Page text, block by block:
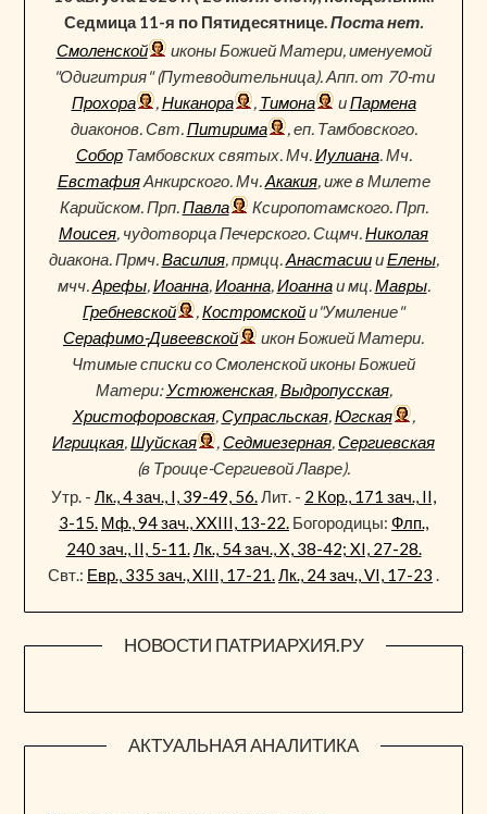
Седмица 11-я по Пятидесятнице.Поста нет.
Смоленской
иконы Божией Матери, именуемой
"Одигитрия" (Путеводительница). Апп. от 70-ти
Прохора
,Никанора , Тимона иПармена
диаконов. Свт.Питирима
, еп. Тамбовского.
СоборТамбовских святых. Мч.Иулиана. Мч.
ЕвстафияАнкирского. Мч.Акакия, иже в Милете
Карийском. Прп.Павла
Ксиропотамского. Прп.
Моисея, чудотворца Печерского. Сщмч.Николая
диакона. Прмч.Василия, прмцц.АнастасиииЕлены,
мчч.Арефы,Иоанна,Иоанна,Иоаннаи мц.Мавры.
Гребневской
,Костромскойи"Умиление"
Серафимо-Дивеевской
икон Божией Матери.
Чтимые списки со Смоленской иконы Божией
Матери:Устюженская,Выдропусская,
Христофоровская,Супрасльская,Югская
,
Игрицкая,Шуйская ,Седмиезерная,Сергиевская
(в Троице-Сергиевой Лавре).
Утр. - Лк., 4 зач., I, 39-49, 56.Лит. - 2 Кор., 171 зач., II,
3-15. Мф., 94 зач., XXIII, 13-22. Богородицы: Флп.,
240 зач., II, 5-11.Лк., 54 зач., X, 38-42; XI, 27-28.
Свт.: Евр., 335 зач., XIII, 17-21.Лк., 24 зач., VI, 17-23 .
НОВОСТИ ПАТРИАРХИЯ.РУ
АКТУАЛЬНАЯ АНАЛИТИКА